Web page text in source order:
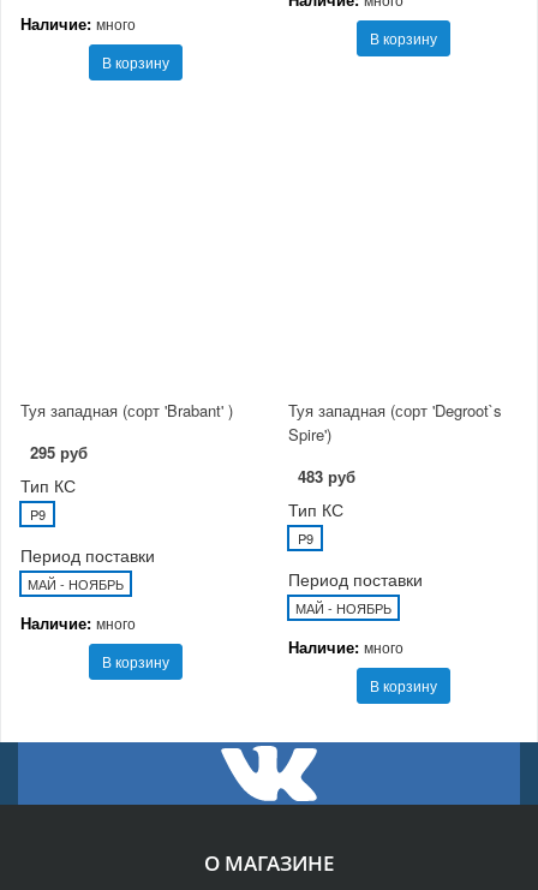
Наличие: много
В корзину
В корзину
Туя западная (сорт 'Brabant' )
295 руб
Тип КС
P9
Период поставки
МАЙ - НОЯБРЬ
Наличие: много
В корзину
Туя западная (сорт 'Degroot`s
Spire')
483 руб
Тип КС
P9
Период поставки
МАЙ - НОЯБРЬ
Наличие: много
В корзину
О МАГАЗИНЕ